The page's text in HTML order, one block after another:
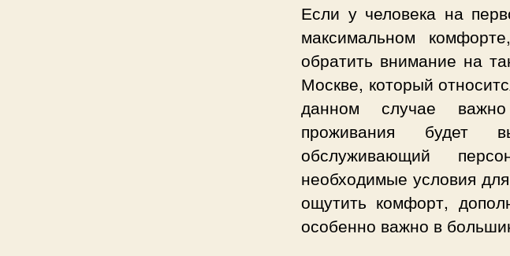
Если у человека на
максимальном
обратить внимание на
Москве, который
данном случае
проживания будет
обслуживающий
необходимые условия
ощутить комфорт,
особенно важно в